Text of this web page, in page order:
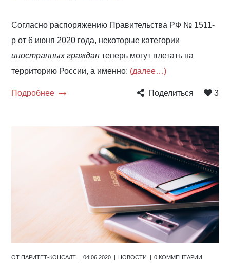
Согласно распоряжению Правительства РФ № 1511-
р от 6 июня 2020 года, некоторые категории
иностранных граждан теперь могут влетать на
территорию России, а именно: (далее…)
Подробнее Поделиться 3
ОТПАРИТЕТ-КОНСАЛТ 04.06.2020 НОВОСТИ 0 КОММЕНТАРИИ